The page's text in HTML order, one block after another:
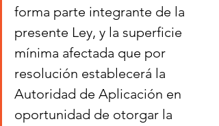
forma parte integrante de la
presente Ley, y la superficie
mínima afectada que por
resolución establecerá la
Autoridad de Aplicación en
oportunidad de otorgar la